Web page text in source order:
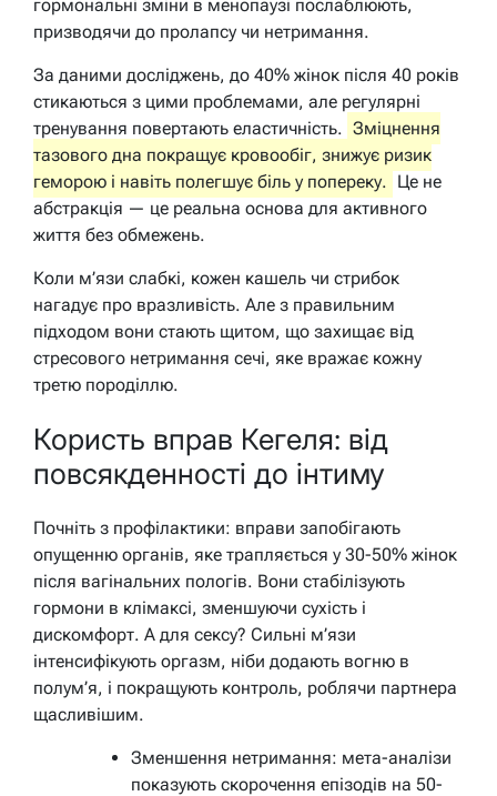
гормональні зміни в менопаузі послаблюють,
призводячи до пролапсу чи нетримання.
За даними досліджень, до 40% жінок після 40 років
стикаються з цими проблемами, але регулярні
тренування повертають еластичність. Зміцнення
тазового дна покращує кровообіг, знижує ризик
геморою і навіть полегшує біль у попереку.
Це не
абстракція — це реальна основа для активного
життя без обмежень.
Коли м’язи слабкі, кожен кашель чи стрибок
нагадує про вразливість. Але з правильним
підходом вони стають щитом, що захищає від
стресового нетримання сечі, яке вражає кожну
третю породіллю.
Користь вправ Кегеля: від
повсякденності до інтиму
Почніть з профілактики: вправи запобігають
опущенню органів, яке трапляється у 30-50% жінок
після вагінальних пологів. Вони стабілізують
гормони в клімаксі, зменшуючи сухість і
дискомфорт. А для сексу? Сильні м’язи
інтенсифікують оргазм, ніби додають вогню в
полум’я, і покращують контроль, роблячи партнера
щасливішим.
Зменшення нетримання: мета-аналізи
показують скорочення епізодів на 50-